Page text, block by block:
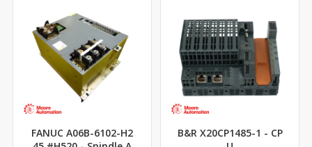
FANUC A06B-6102-H2
B&R X20CP1485-1 - CP